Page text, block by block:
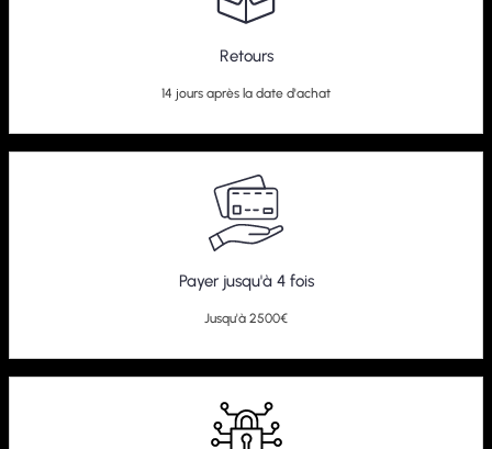
Retours
14 jours après la date d'achat
Payer jusqu'à 4 fois
Jusqu'à 2500€